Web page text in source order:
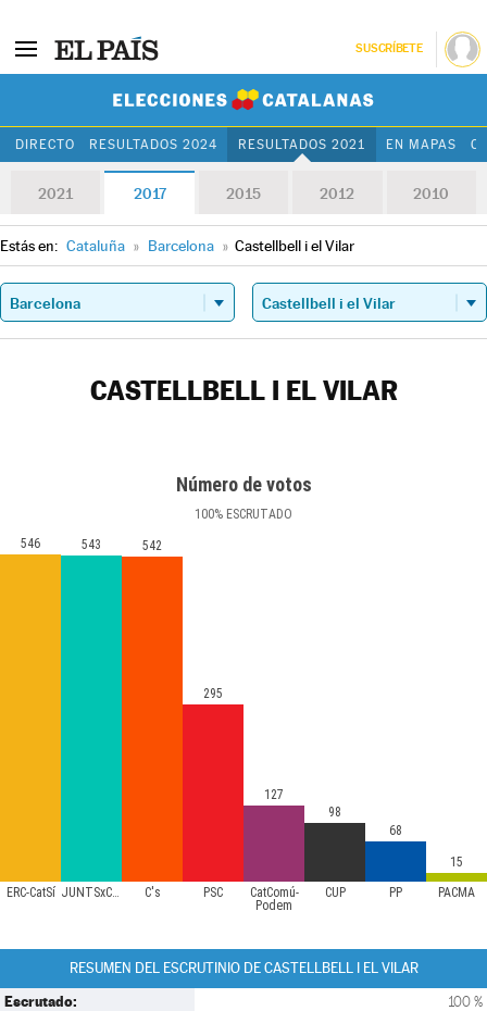
SUSCRÍBETE
DIRECTO RESULTADOS 2024 RESULTADOS 2021 EN MAPAS
2021 2017 2015 2012 2010
Estás en: Cataluña » Barcelona » Castellbell i el Vilar
CASTELLBELL I EL VILAR
Número de votos
100% ESCRUTADO
ERC-CatSí JUNTSxCAT C's PSC
CatComú-
Podem
CUP PP PACMA
546 543 542
295
127
98
68
15
RESUMEN DEL ESCRUTINIO DE CASTELLBELL I EL VILAR
Escrutado: 100 %